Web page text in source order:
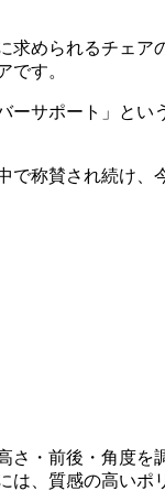
められるチェ
です。
サポート」と
称賛され続け
・前後・角度
、質感の高い